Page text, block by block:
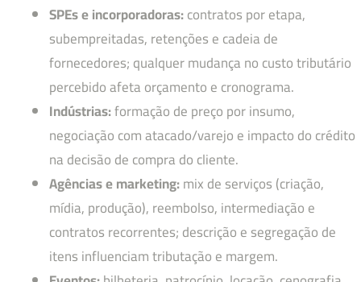
SPEs e incorporadoras:contratos por etapa,
subempreitadas, retenções e cadeia de
fornecedores; qualquer mudança no custo tributário
percebido afeta orçamento e cronograma.
Indústrias:formação de preço por insumo,
negociação com atacado/varejo e impacto do crédito
na decisão de compra do cliente.
Agências e marketing:mix de serviços (criação,
mídia, produção), reembolso, intermediação e
contratos recorrentes; descrição e segregação de
itens influenciam tributação e margem.